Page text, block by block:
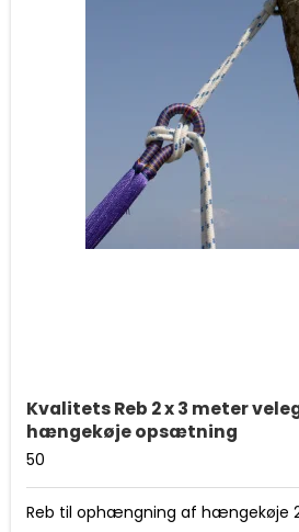
Kvalitets Reb 2 x 3 meter
hængekøje opsætning
50
Reb til ophængning af hængekøje